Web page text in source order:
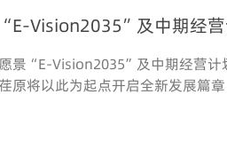
Vision2035”及中期经
景“E-Vision2035”及中期经营
原将以此为起点开启全新发展篇章